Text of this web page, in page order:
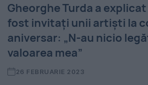
Gheorghe Turda a explicat
fost invitați unii artiști la
aniversar: „N-au nicio
valoarea mea”
26 FEBRUARIE 2023